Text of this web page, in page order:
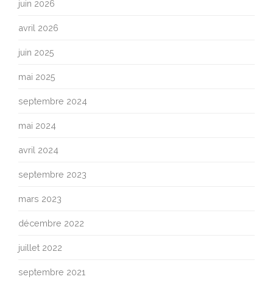
juin 2026
avril 2026
juin 2025
mai 2025
septembre 2024
mai 2024
avril 2024
septembre 2023
mars 2023
décembre 2022
juillet 2022
septembre 2021